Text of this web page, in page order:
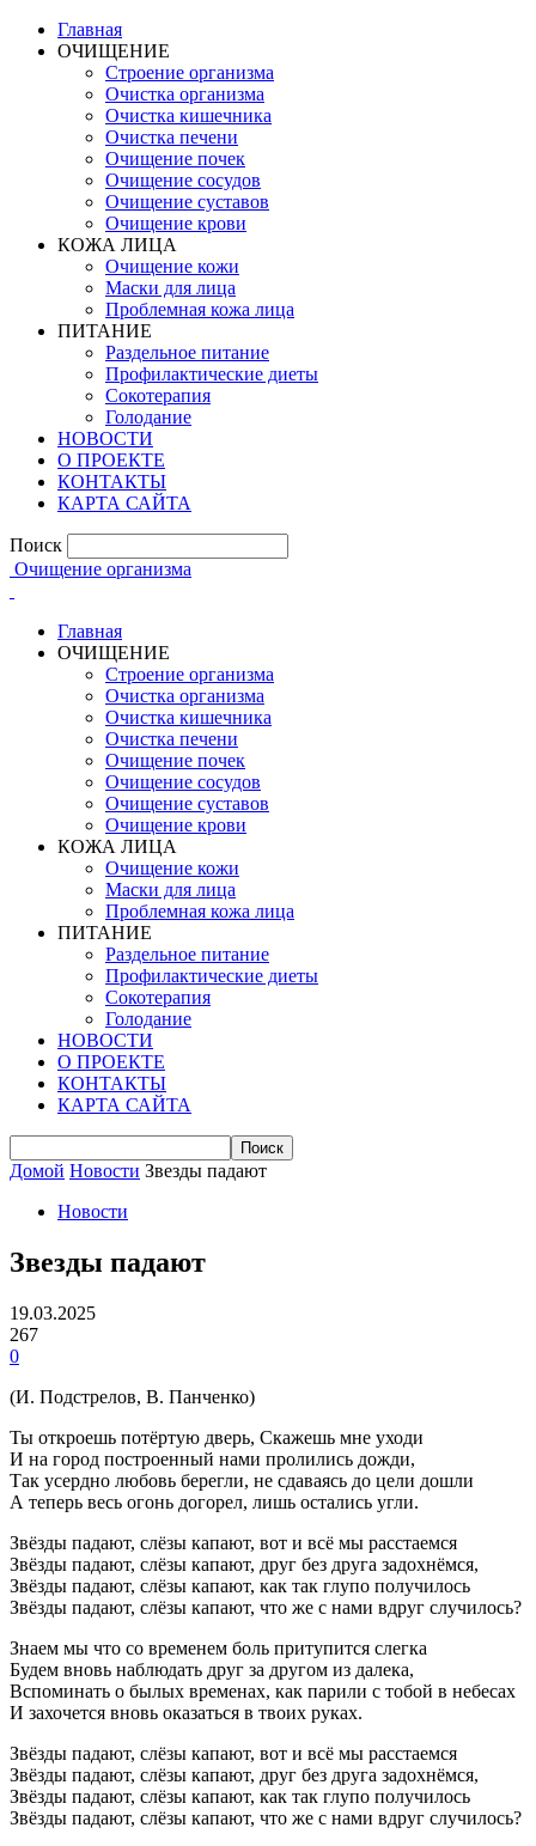
Главная
ОЧИЩЕНИЕ
Строение организма
Очистка организма
Очистка кишечника
Очистка печени
Очищение почек
Очищение сосудов
Очищение суставов
Очищение крови
КОЖА ЛИЦА
Очищение кожи
Маски для лица
Проблемная кожа лица
ПИТАНИЕ
Раздельное питание
Профилактические диеты
Сокотерапия
Голодание
НОВОСТИ
О ПРОЕКТЕ
КОНТАКТЫ
КАРТА САЙТА
Поиск
Очищение организма
Главная
ОЧИЩЕНИЕ
Строение организма
Очистка организма
Очистка кишечника
Очистка печени
Очищение почек
Очищение сосудов
Очищение суставов
Очищение крови
КОЖА ЛИЦА
Очищение кожи
Маски для лица
Проблемная кожа лица
ПИТАНИЕ
Раздельное питание
Профилактические диеты
Сокотерапия
Голодание
НОВОСТИ
О ПРОЕКТЕ
КОНТАКТЫ
КАРТА САЙТА
Домой Новости Звезды падают
Новости
Звезды падают
19.03.2025
267
0
(И. Подстрелов, В. Панченко)
Ты откроешь потёртую дверь, Скажешь мне уходи
И на город построенный нами пролились дожди,
Так усердно любовь берегли, не сдаваясь до цели дошли
А теперь весь огонь догорел, лишь остались угли.
Звёзды падают, слёзы капают, вот и всё мы расстаемся
Звёзды падают, слёзы капают, друг без друга задохнёмся,
Звёзды падают, слёзы капают, как так глупо получилось
Звёзды падают, слёзы капают, что же с нами вдруг случилось?
Знаем мы что со временем боль притупится слегка
Будем вновь наблюдать друг за другом из далека,
Вспоминать о былых временах, как парили с тобой в небесах
И захочется вновь оказаться в твоих руках.
Звёзды падают, слёзы капают, вот и всё мы расстаемся
Звёзды падают, слёзы капают, друг без друга задохнёмся,
Звёзды падают, слёзы капают, как так глупо получилось
Звёзды падают, слёзы капают, что же с нами вдруг случилось?